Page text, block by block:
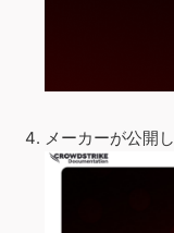
メーカーが公開